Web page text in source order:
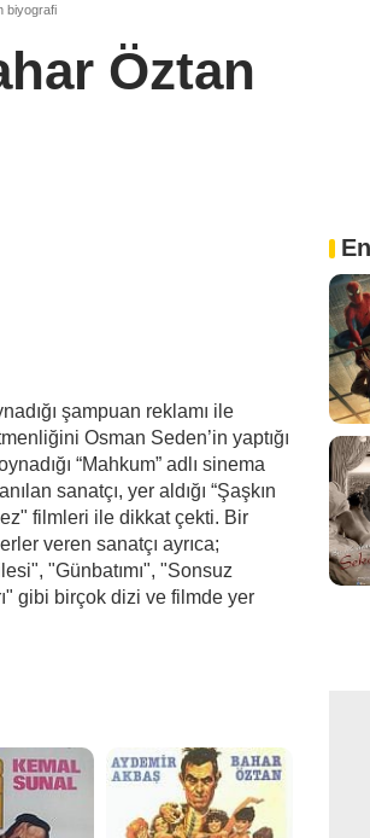
biyografi
Öztan
şampuan reklamı ile
Osman Seden’in yaptığı
“Mahkum” adlı sinema
sanatçı, yer aldığı “Şaşkın
filmleri ile dikkat çekti. Bir
veren sanatçı ayrıca;
"Günbatımı", "Sonsuz
gibi birçok dizi ve filmde yer